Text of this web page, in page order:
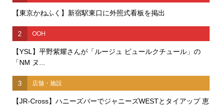
【東京かねふく】新宿駅東口に外照式看板を掲出
2 OOH
【YSL】平野紫耀さんが「ルージュ ピュールクチュール」の
「NM ヌ...
3 店舗・施設
【JR-Cross】ハニーズバーでジャニーズWESTとタイアップ 恵